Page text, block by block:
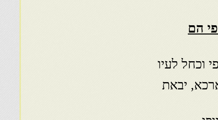
הם
וכחל לעיו
יבאת